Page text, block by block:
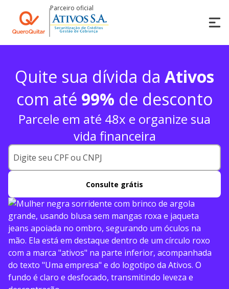
Parceiro oficial
Quite sua dívida da Ativos
com até 99% de desconto
Parcele em até 48x e organize sua
vida financeira
Consulte grátis